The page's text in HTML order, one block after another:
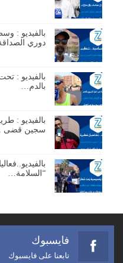
بالفيديو :
دوري
بالفيديو :
بالدم…
بالفيديو :
سجين قضى 11…
“السلامة…
فايسبوك
تابعنا على فايسبوك